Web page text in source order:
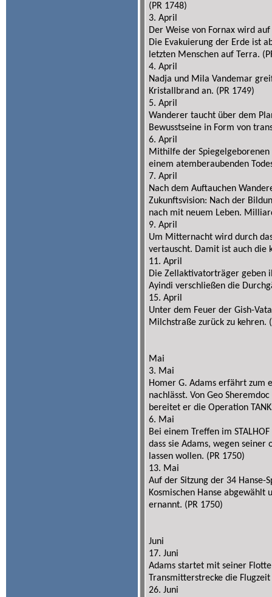
(PR 1748)
3. April
Der Weise von Fornax wird
Die Evakuierung der Erde ist
letzten Menschen auf Terra.
4. April
Nadja und Mila Vandemar
Kristallbrand an. (PR 1749)
5. April
Wanderer taucht über dem
Bewusstseine in Form von
6. April
Mithilfe der Spiegelgeborenen
einem atemberaubenden
7. April
Nach dem Auftauchen
Zukunftsvision: Nach der
nach mit neuem Leben.
9. April
Um Mitternacht wird durch
vertauscht. Damit ist auch die
11. April
Die Zellaktivatorträger geben
Ayindi verschließen die
15. April
Unter dem Feuer der Gish-
Milchstraße zurück zu kehren.
Mai
3. Mai
Homer G. Adams erfährt zum
nachlässt. Von Geo
bereitet er die Operation
6. Mai
Bei einem Treffen im
dass sie Adams, wegen seiner
lassen wollen. (PR 1750)
13. Mai
Auf der Sitzung der 34
Kosmischen Hanse abgewählt
ernannt. (PR 1750)
Juni
17. Juni
Adams startet mit seiner
Transmitterstrecke die
26. Juni